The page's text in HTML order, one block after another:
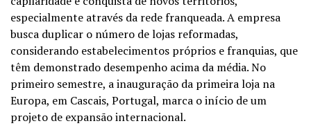
especialmente através da rede franqueada. A empresa
busca duplicar o número de lojas reformadas,
considerando estabelecimentos próprios e franquias, que
têm demonstrado desempenho acima da média. No
primeiro semestre, a inauguração da primeira loja na
Europa, em Cascais, Portugal, marca o início de um
projeto de expansão internacional.